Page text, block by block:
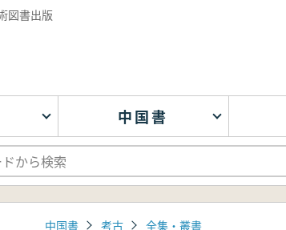
図書出版
中国書
中国書 考古 全集・叢書